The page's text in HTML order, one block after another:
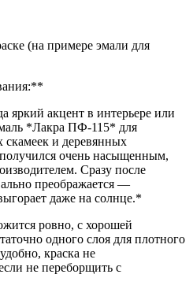
(на примере эмали для
яркий акцент в интерьере или
*Лакра ПФ-115* для
скамеек и деревянных
очень насыщенным,
Сразу после
преображается —
даже на солнце.*
ровно, с хорошей
одного слоя для плотного
краска не
не переборщить с